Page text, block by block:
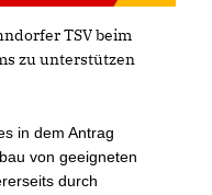
TSV beim
zu unterstützen
in dem Antrag
von geeigneten
durch